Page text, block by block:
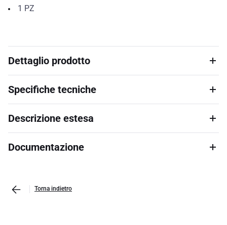
1 PZ
Dettaglio prodotto
Specifiche tecniche
Descrizione estesa
Documentazione
Torna indietro